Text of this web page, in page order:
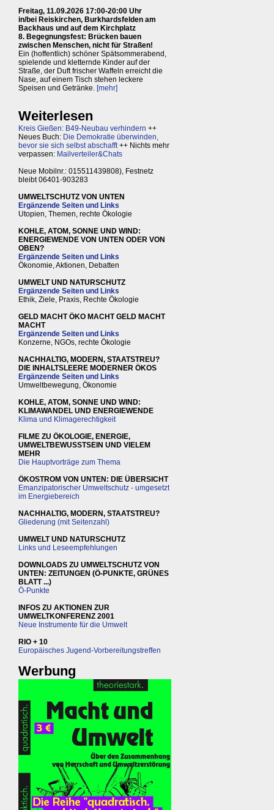
Freitag, 11.09.2026 17:00-20:00 Uhr
in/bei Reiskirchen, Burkhardsfelden am
Backhaus und auf dem Kirchplatz
8. Begegnungsfest: Brücken bauen
zwischen Menschen, nicht für Straßen!
Ein (hoffentlich) schöner Spätsommerabend,
spielende und kletternde Kinder auf der
Straße, der Duft frischer Waffeln erreicht die
Nase, auf einem Tisch stehen leckere
Speisen und Getränke. [mehr]
Weiterlesen
Kreis Gießen: B49-Neubau verhindern ++
Neues Buch: Die Demokratie überwinden,
bevor sie sich selbst abschafft++ Nichts mehr
verpassen: Mailverteiler&Chats
Neue Mobilnr.: 015511439808), Festnetz
bleibt 06401-903283
UMWELTSCHUTZ VON UNTEN
Ergänzende Seiten und Links
Utopien, Themen, rechte Ökologie
KOHLE, ATOM, SONNE UND WIND:
ENERGIEWENDE VON UNTEN ODER VON
OBEN?
Ergänzende Seiten und Links
Ökonomie, Aktionen, Debatten
UMWELT UND NATURSCHUTZ
Ergänzende Seiten und Links
Ethik, Ziele, Praxis, Rechte Ökologie
GELD MACHT ÖKO MACHT GELD MACHT
MACHT
Ergänzende Seiten und Links
Konzerne, NGOs, rechte Ökologie
NACHHALTIG, MODERN, STAATSTREU?
DIE INHALTSLEERE MODERNER ÖKOS
Ergänzende Seiten und Links
Umweltbewegung, Ökonomie
KOHLE, ATOM, SONNE UND WIND:
KLIMAWANDEL UND ENERGIEWENDE
Klima und Klimagerechtigkeit
FILME ZU ÖKOLOGIE, ENERGIE,
UMWELTBEWUSSTSEIN UND VIELEM
MEHR
Die Hauptvorträge zum Thema
ÖKOSTROM VON UNTEN: DIE ÜBERSICHT
Emanzipatorischer Umweltschutz - umgesetzt
im Energiebereich
NACHHALTIG, MODERN, STAATSTREU?
Gliederung (mit Seitenzahl)
UMWELT UND NATURSCHUTZ
Links und Leseempfehlungen
DOWNLOADS ZU UMWELTSCHUTZ VON
UNTEN: ZEITUNGEN (Ö-PUNKTE, GRÜNES
BLATT ...)
Ö-Punkte
INFOS ZU AKTIONEN ZUR
UMWELTKONFERENZ 2001
Neue Instrumente für die Umwelt
RIO + 10
Europäisches Jugend-Vorbereitungstreffen
Werbung